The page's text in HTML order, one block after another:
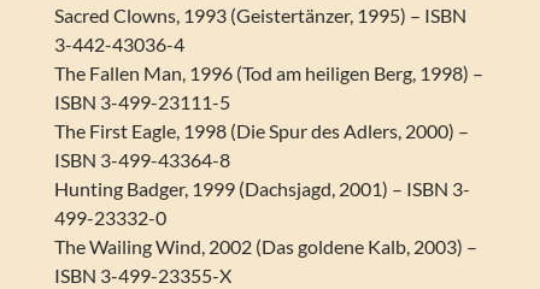
Sacred Clowns, 1993 (Geistertänzer, 1995) – ISBN
3-442-43036-4
The Fallen Man, 1996 (Tod am heiligen Berg, 1998) –
ISBN 3-499-23111-5
The First Eagle, 1998 (Die Spur des Adlers, 2000) –
ISBN 3-499-43364-8
Hunting Badger, 1999 (Dachsjagd, 2001) – ISBN 3-
499-23332-0
The Wailing Wind, 2002 (Das goldene Kalb, 2003) –
ISBN 3-499-23355-X